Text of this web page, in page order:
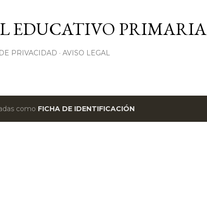
EDUCATIVO PRIMARIA
PRIVACIDAD AVISO LEGAL
como FICHA DE IDENTIFICACIÓN